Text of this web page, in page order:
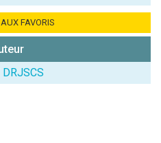
FAVORIS